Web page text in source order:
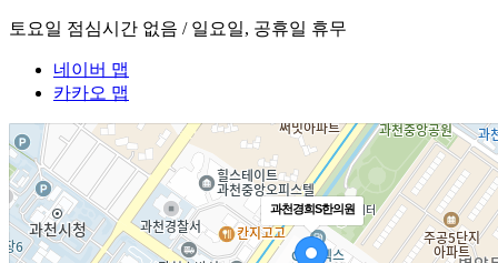
토요일 점심시간 없음 / 일요일, 공휴일 휴무
네이버 맵
카카오 맵
과천경희S한의원